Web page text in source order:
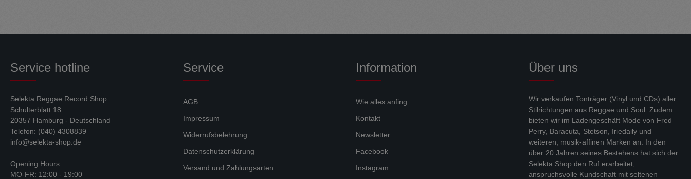
Über uns
Wir verkaufen Tonträger (Vinyl und CDs) aller
Stilrichtungen aus Reggae und Soul. Zudem
bieten wir im Ladengeschäft Mode von Fred
Perry, Baracuta, Stetson, Iriedaily und
weiteren, musik-affinen Marken an. In den
über 20 Jahren seines Bestehens hat sich der
Selekta Shop den Ruf erarbeitet,
anspruchsvolle Kundschaft mit seltenen
Service hotline
Selekta Reggae Record Shop
Schulterblatt 18
20357 Hamburg - Deutschland
Telefon: (040) 4308839
info@selekta-shop.de
Opening Hours:
MO-FR: 12:00 - 19:00
Service
AGB
Impressum
Widerrufsbelehrung
Datenschutzerklärung
Versand und Zahlungsarten
Information
Wie alles anfing
Kontakt
Newsletter
Facebook
Instagram